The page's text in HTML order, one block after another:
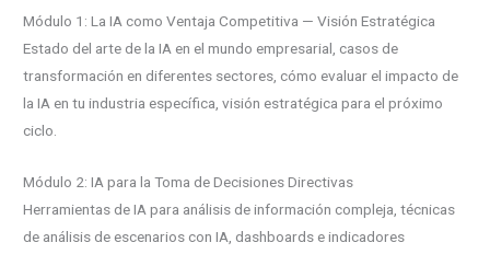
Módulo 1: La IA como Ventaja Competitiva — Visión Estratégica
Estado del arte de la IA en el mundo empresarial, casos de
transformación en diferentes sectores, cómo evaluar el impacto de
la IA en tu industria específica, visión estratégica para el próximo
ciclo.
Módulo 2: IA para la Toma de Decisiones Directivas
Herramientas de IA para análisis de información compleja, técnicas
de análisis de escenarios con IA, dashboards e indicadores